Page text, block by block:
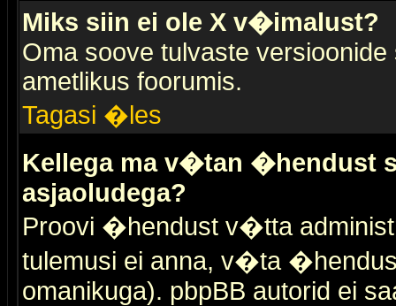
Miks siin ei ole X v�imalust?
Oma soove tulvaste
ametlikus foorumis.
Tagasi �les
Kellega ma v�tan �hendust
asjaoludega?
Proovi �hendust v�tta
tulemusi ei anna, v�ta
omanikuga). pbpBB autorid ei